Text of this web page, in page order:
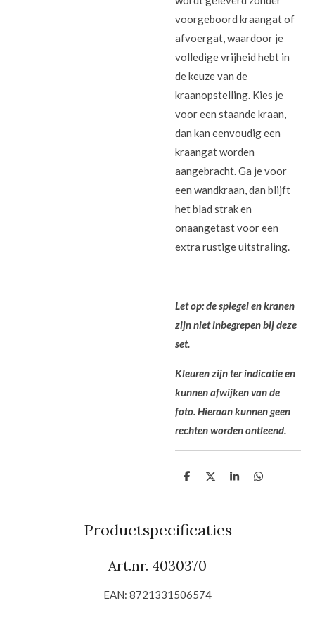
voorgeboord kraangat of
afvoergat, waardoor je
volledige vrijheid hebt in
de keuze van de
kraanopstelling. Kies je
voor een staande kraan,
dan kan eenvoudig een
kraangat worden
aangebracht. Ga je voor
een wandkraan, dan blijft
het blad strak en
onaangetast voor een
extra rustige uitstraling.
Let op: de spiegel en kranen
zijn niet inbegrepen bij deze
set.
Kleuren zijn ter indicatie en
kunnen afwijken van de
foto. Hieraan kunnen geen
rechten worden ontleend.
D
n
D
S
D
Productspecificaties
Art.nr. 4030370
EAN: 8721331506574